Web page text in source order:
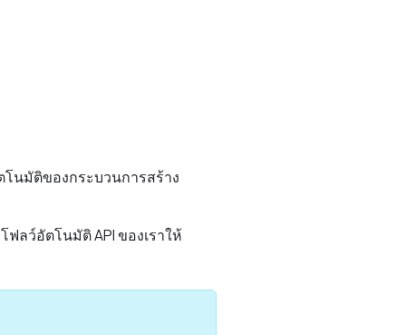
นมัติของกระบวนการสร้าง
ลว์อัตโนมัติ API ของเราให้